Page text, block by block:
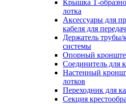
Крышка Т-
лотка
Аксессуары для
кабеля для
Держатель трубы/
системы
Опорный
Соединитель для
Настенный
лотков
Переходник для
Секция